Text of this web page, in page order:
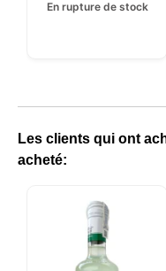
En rupture de stock
Les clients qui ont
acheté:
cookies
votre choix et
nous autorisez à